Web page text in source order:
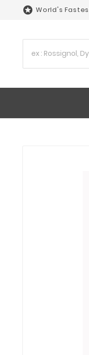
 World's